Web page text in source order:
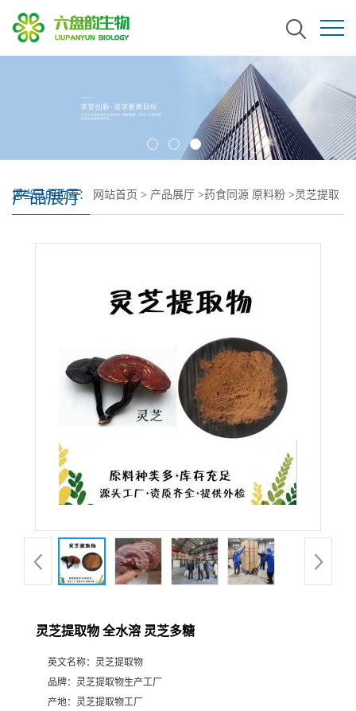
产品展厅
您当前的位置： 网站首页 > 产品展厅 >药食同源 原料粉 >灵芝提取
灵芝提取物 全水溶 灵芝多糖
英文名称： 灵芝提取物
品牌： 灵芝提取物生产工厂
产地： 灵芝提取物工厂